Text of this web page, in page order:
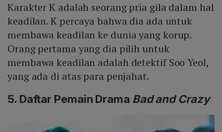
Karakter K adalah seorang pria gila dalam hal
keadilan. K percaya bahwa dia ada untuk
membawa keadilan ke dunia yang korup.
Orang pertama yang dia pilih untuk
membawa keadilan adalah detektif Soo Yeol,
yang ada di atas para penjahat.
5. Daftar Pemain Drama Bad and Crazy